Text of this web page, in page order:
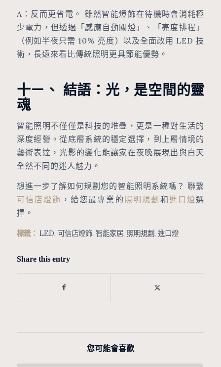
A：反而更省電。 雖然智能燈飾在待機時會消耗極
少電力，但透過「感應自動關燈」、「亮度排程」
（例如半夜只需 10% 亮度）以及全面改用 LED 技
術，長遠來看比傳統照明更具節能優勢。
十ㄧ、 結語：光，是空間的靈
魂
智能照明不僅僅是科技的堆疊，更是一種對生活的
深度經營。從底層系統的穩定選擇，到上層情境的
藝術表達，光影的變化能讓家在夜晚展現出與白天
全然不同的迷人魅力。
想進一步了解如何規劃您的智能照明系統嗎？ 聯繫
可信店燈飾 ，給您最專業的 照明規劃 和進口燈選
擇。
標籤： LED, 可信店燈飾, 智能家居, 照明規劃, 進口燈
Share this entry
您可能會喜歡